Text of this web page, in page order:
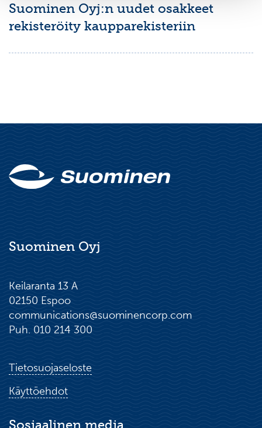
Suominen Oyj:n uudet osakkeet
rekisteröity kaupparekisteriin
Suominen Oyj
Keilaranta 13 A
02150 Espoo
communications@suominencorp.com
Puh. 010 214 300
Tietosuojaseloste
Käyttöehdot
Sosiaalinen media